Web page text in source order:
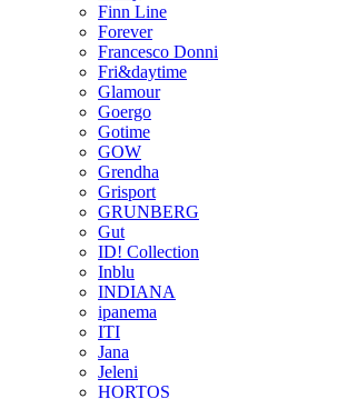
Finn Line
Forever
Francesco Donni
Fri&daytime
Glamour
Goergo
Gotime
GOW
Grendha
Grisport
GRUNBERG
Gut
ID! Collection
Inblu
INDIANA
ipanema
ITI
Jana
Jeleni
HORTOS